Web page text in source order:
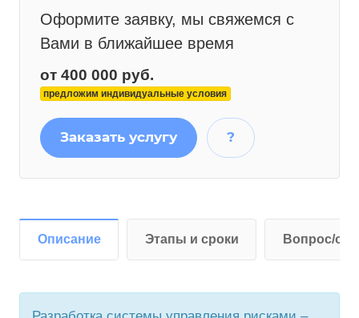
Оформите заявку, мы свяжемся с
Вами в ближайшее время
от 400 000 руб.
предложим индивидуальные условия
Заказать услугу ?
Описание Этапы и сроки Вопрос/